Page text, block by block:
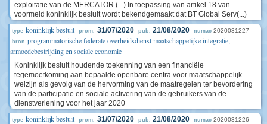
exploitatie van de MERCATOR (...) In toepassing van artikel 18 van
voormeld koninklijk besluit wordt bekendgemaakt dat BT Global Serv(...)
type koninklijk besluit prom. 31/07/2020 pub. 21/08/2020 numac 2020031227
bron programmatorische federale overheidsdienst maatschappelijke integratie,
armoedebestrijding en sociale economie
Koninklijk besluit houdende toekenning van een financiële
tegemoetkoming aan bepaalde openbare centra voor maatschappelijk
welzijn als gevolg van de hervorming van de maatregelen ter bevordering
van de participatie en sociale activering van de gebruikers van de
dienstverlening voor het jaar 2020
type koninklijk besluit prom. 31/07/2020 pub. 21/08/2020 numac 2020031226